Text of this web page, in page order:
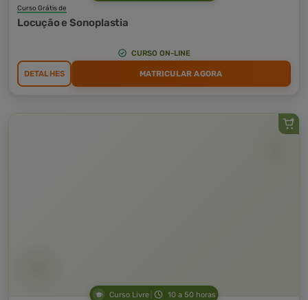
Curso Grátis de
Locução e Sonoplastia
CURSO ON-LINE
DETALHES MATRICULAR AGORA
Curso Livre 10 a 50 horas